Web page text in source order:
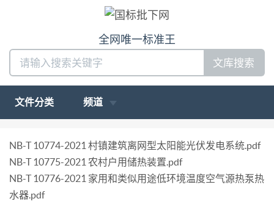
全网唯一标准王
文库搜索
文件分类 频道
NB-T 10774-2021 村镇建筑离网型太阳能光伏发电系统.pdf
NB-T 10775-2021 农村户用储热装置.pdf
NB-T 10776-2021 家用和类似用途低环境温度空气源热泵热
水器.pdf